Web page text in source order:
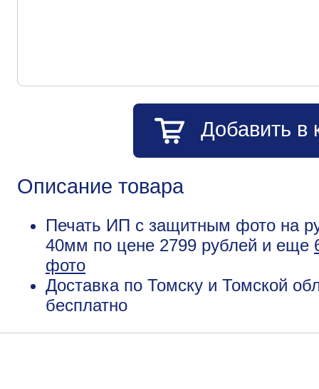
Добавить в
Описание товара
Печать ИП с защитным фото на
40мм по цене 2799 рублей и еще
фото
Доставка по Томску и Томской
бесплатно